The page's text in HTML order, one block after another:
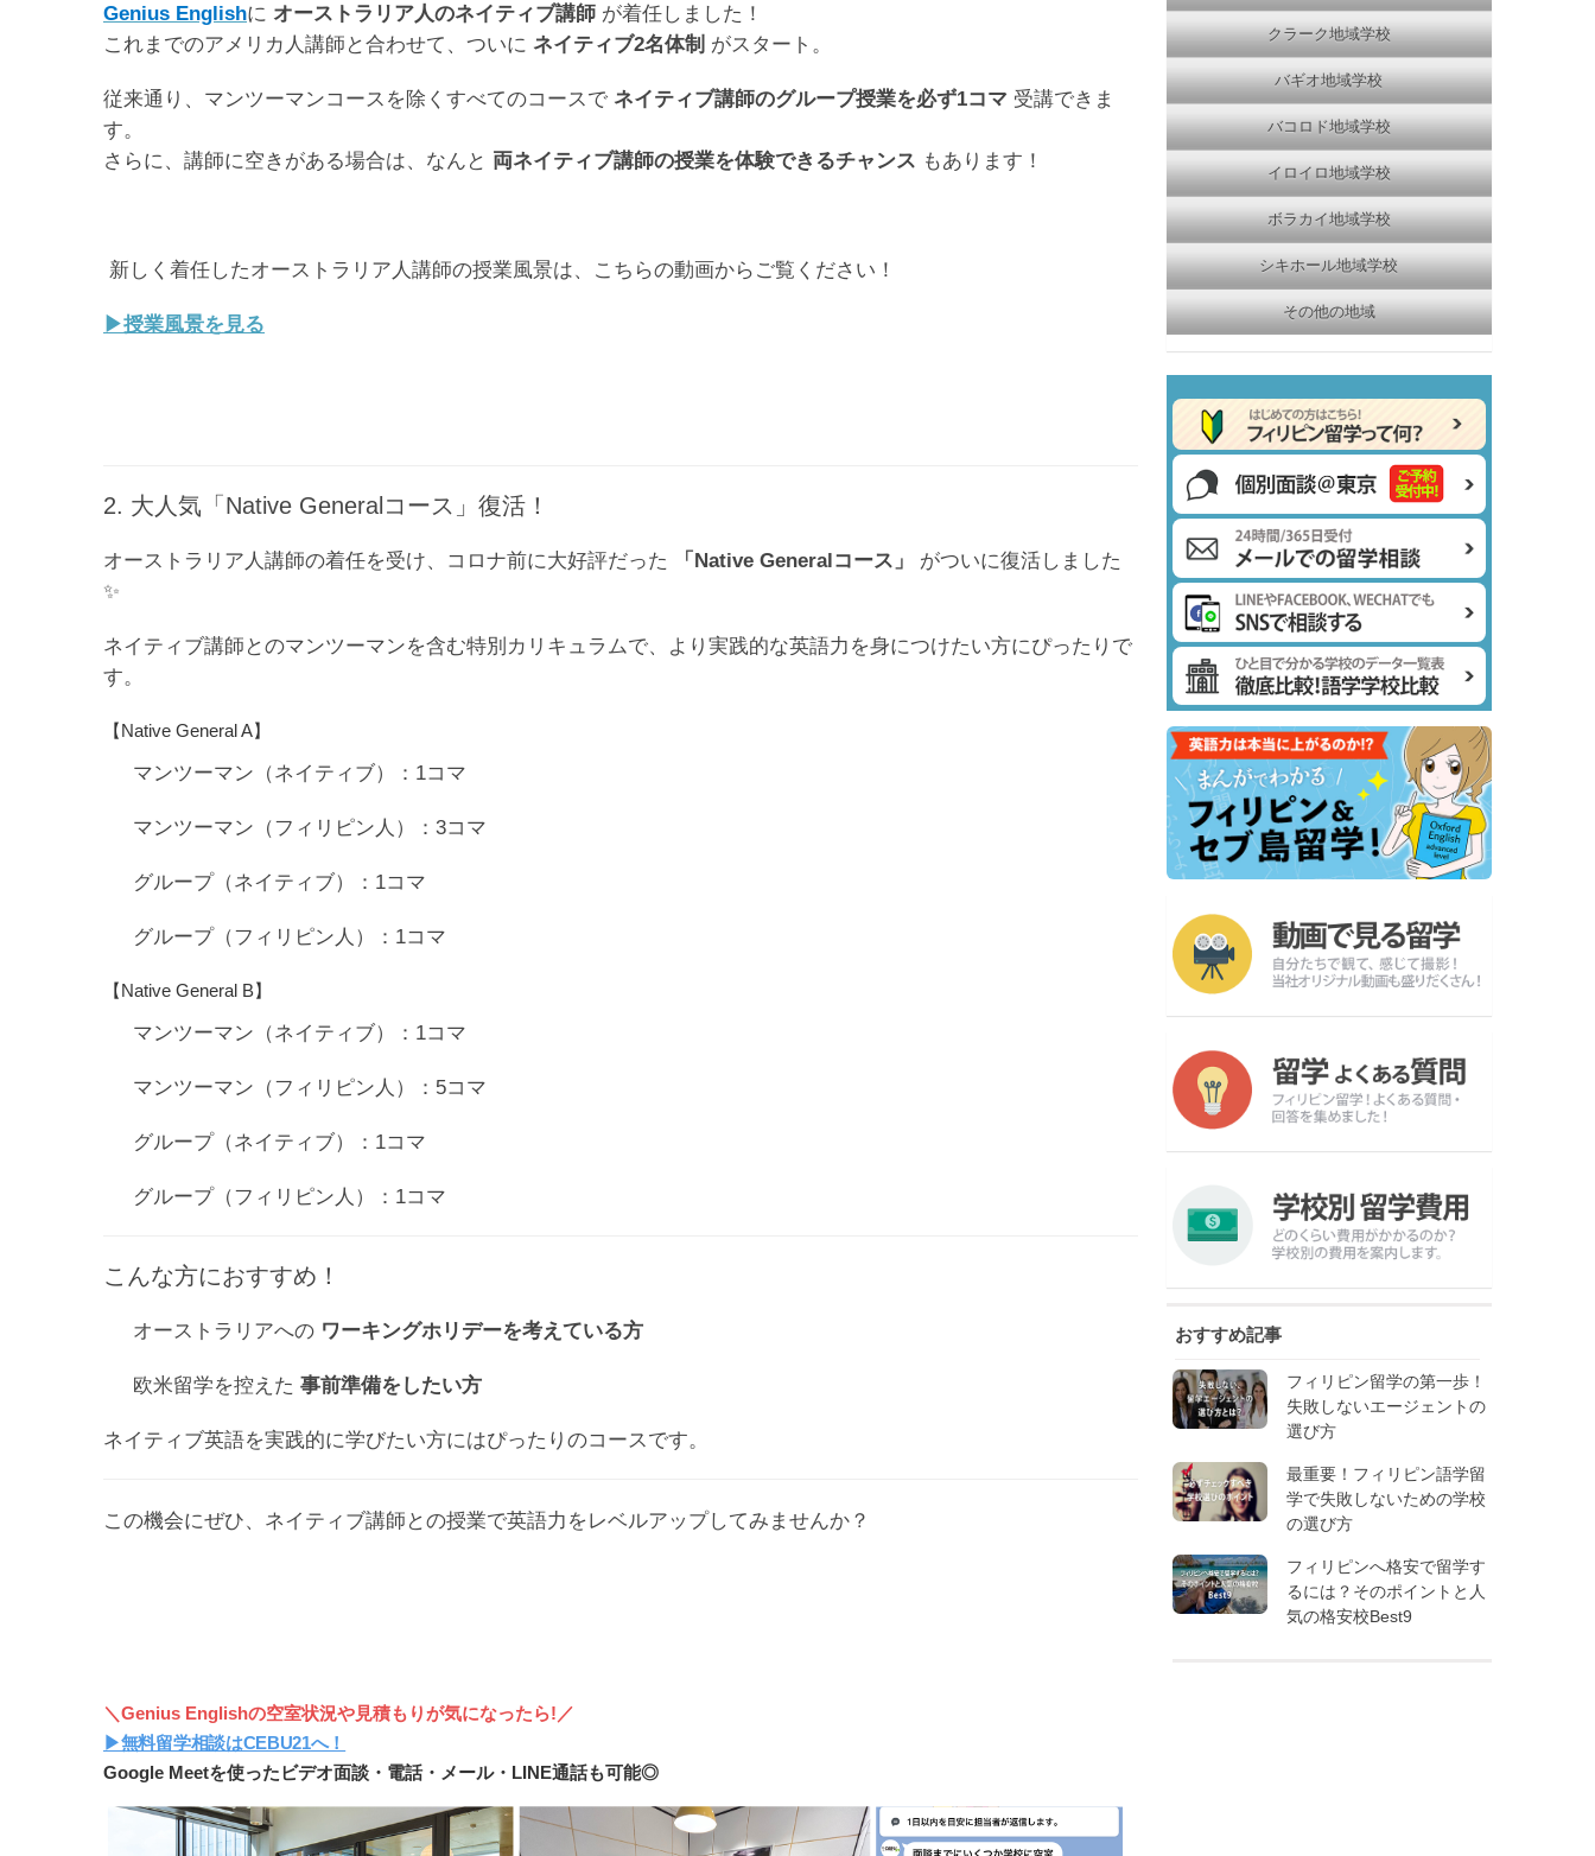
Genius Englishに オーストラリア人のネイティブ講師 が着任しました！
これまでのアメリカ人講師と合わせて、ついに ネイティブ2名体制 がスタート。
従来通り、マンツーマンコースを除くすべてのコースで ネイティブ講師のグループ授業を必ず1コマ 受講できま
す。
さらに、講師に空きがある場合は、なんと 両ネイティブ講師の授業を体験できるチャンス もあります！
新しく着任したオーストラリア人講師の授業風景は、こちらの動画からご覧ください！
▶︎授業風景を見る
2. 大人気「Native Generalコース」復活！
オーストラリア人講師の着任を受け、コロナ前に大好評だった 「Native Generalコース」
がついに復活しました
✨
ネイティブ講師とのマンツーマンを含む特別カリキュラムで、より実践的な英語力を身につけたい方にぴったりで
す。
【Native General A】
マンツーマン（ネイティブ）：1コマ
マンツーマン（フィリピン人）：3コマ
グループ（ネイティブ）：1コマ
グループ（フィリピン人）：1コマ
【Native General B】
マンツーマン（ネイティブ）：1コマ
マンツーマン（フィリピン人）：5コマ
グループ（ネイティブ）：1コマ
グループ（フィリピン人）：1コマ
こんな方におすすめ！
オーストラリアへの ワーキングホリデーを考えている方
欧米留学を控えた 事前準備をしたい方
ネイティブ英語を実践的に学びたい方にはぴったりのコースです。
この機会にぜひ、ネイティブ講師との授業で英語力をレベルアップしてみませんか？
＼Genius Englishの空室状況や見積もりが気になったら!／
▶︎無料留学相談はCEBU21へ！
Google Meetを使ったビデオ面談・電話・メール・LINE通話も可能◎
クラーク地域学校
バギオ地域学校
バコロド地域学校
イロイロ地域学校
ボラカイ地域学校
シキホール地域学校
その他の地域
おすすめ記事
フィリピン留学の第一歩！
失敗しないエージェントの
選び方
最重要！フィリピン語学留
学で失敗しないための学校
の選び方
フィリピンへ格安で留学す
るには？そのポイントと人
気の格安校Best9